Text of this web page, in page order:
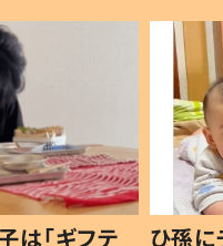
は「ギフテ
ひ孫